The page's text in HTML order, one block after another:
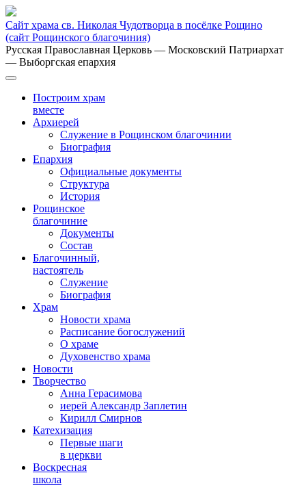
Сайт храма св. Николая Чудотворца в посёлке Рощино
(сайт Рощинского благочиния)
Русская Православная Церковь — Московский Патриархат
— Выборгская епархия
Построим храм
вместе
Архиерей
Служение в Рощинском благочинии
Биография
Епархия
Официальные документы
Структура
История
Рощинское
благочиние
Документы
Состав
Благочинный,
настоятель
Служение
Биография
Храм
Новости храма
Расписание богослужений
О храме
Духовенство храма
Новости
Творчество
Анна Герасимова
иерей Александр Заплетин
Кирилл Смирнов
Катехизация
Первые шаги
в церкви
Воскресная
школа